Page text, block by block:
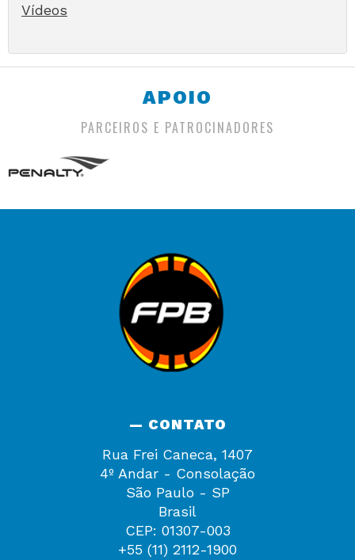
Vídeos
APOIO
PARCEIROS E PATROCINADORES
— CONTATO
Rua Frei Caneca, 1407
4º Andar - Consolação
São Paulo - SP
Brasil
CEP: 01307-003
+55 (11) 2112-1900